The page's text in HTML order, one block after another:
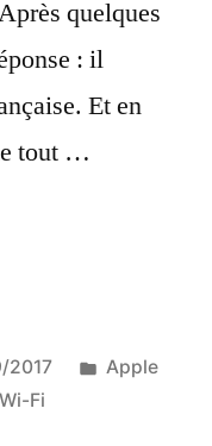
quelques
: il
Et en
tout …
2017
Publié
Apple
Wi-Fi